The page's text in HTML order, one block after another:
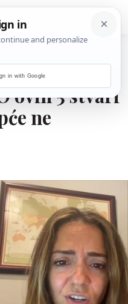
i
ovih 5 stvari
ne
in with Google